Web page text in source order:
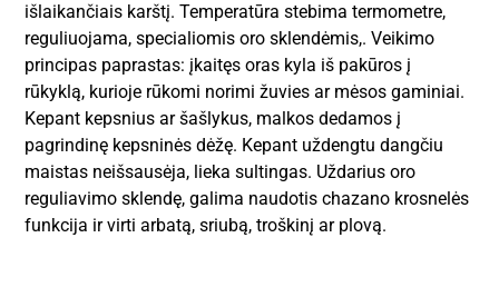
išlaikančiais karštį. Temperatūra stebima termometre,
reguliuojama, specialiomis oro sklendėmis,. Veikimo
principas paprastas: įkaitęs oras kyla iš pakūros į
rūkyklą, kurioje rūkomi norimi žuvies ar mėsos gaminiai.
Kepant kepsnius ar šašlykus, malkos dedamos į
pagrindinę kepsninės dėžę. Kepant uždengtu dangčiu
maistas neišsausėja, lieka sultingas. Uždarius oro
reguliavimo sklendę, galima naudotis chazano krosnelės
funkcija ir virti arbatą, sriubą, troškinį ar plovą.